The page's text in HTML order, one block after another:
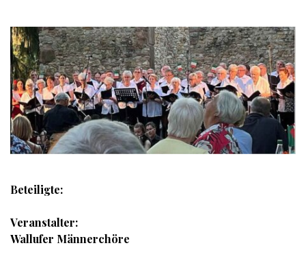
Beteiligte:
Veranstalter:
Wallufer Männerchöre